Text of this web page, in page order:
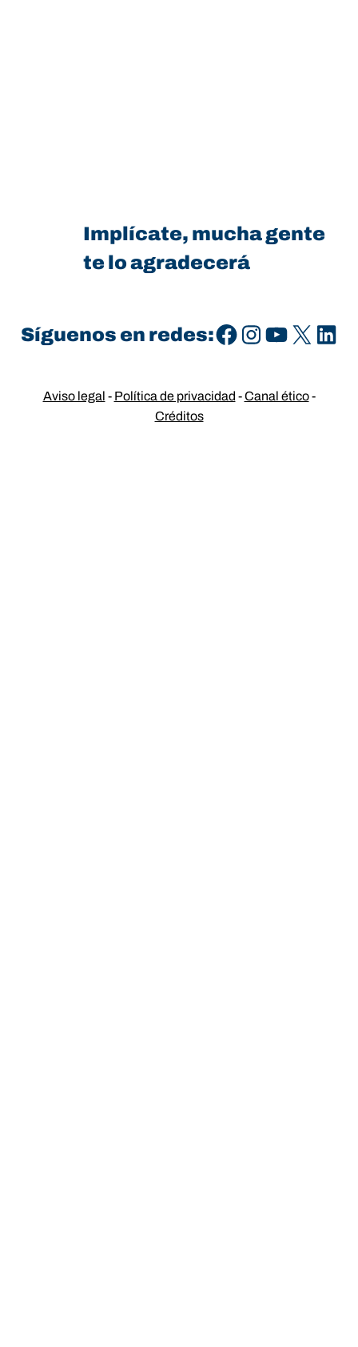
Implícate, mucha gente
te lo agradecerá
Síguenos en redes:Facebook Instagram YouTube X LinkedIn
Aviso legal - Política de privacidad -Canal ético-
Créditos